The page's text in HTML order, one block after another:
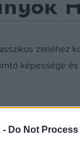
- Do Not
zenéhez
képessége